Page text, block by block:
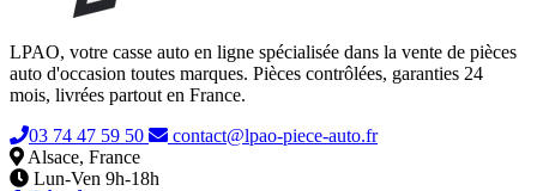
LPAO, votre casse auto en ligne spécialisée dans la vente de pièces
auto d'occasion toutes marques. Pièces contrôlées, garanties 24
mois, livrées partout en France.
03 74 47 59 50
contact@lpao-piece-auto.fr
Alsace, France
Lun-Ven 9h-18h